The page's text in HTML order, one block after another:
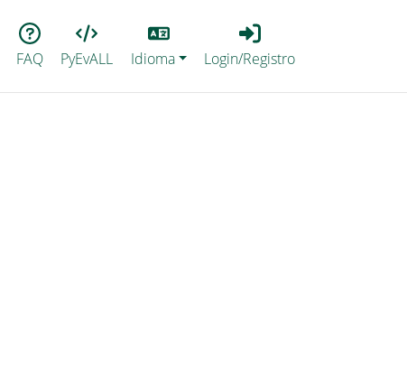
FAQ PyEvALL
Lang
Idioma
Login_Registro
Login/Registro